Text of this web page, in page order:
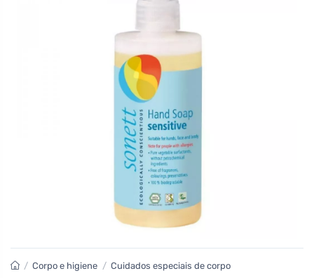
/ Corpo e higiene / Cuidados especiais de corpo